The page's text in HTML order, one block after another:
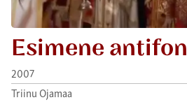
Esimene antifon
2007
Triinu Ojamaa